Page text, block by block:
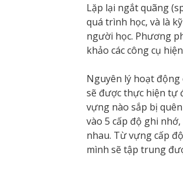
Lặp lại ngắt quãng
quá trình học, và là
người học. Phương
khảo các công cụ
Nguyên lý hoạt động
sẽ được thực hiện tự
vựng nào sắp bị
vào 5 cấp độ ghi
nhau. Từ vựng cấp
mình sẽ tập trung